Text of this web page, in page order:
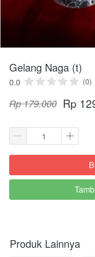
Gelang Naga (t)
0.0 (0)
Rp 179.000 Rp
`
`
Produk Lainnya